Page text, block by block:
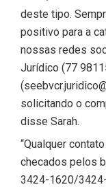
deste tipo.
positivo para a
nossas redes
Jurídico (77
(
solicitando o
disse Sarah.
“Qualquer
checados pelos
3424-1620/